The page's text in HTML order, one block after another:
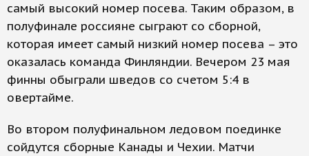
самый высокий номер посева. Таким образом, в
полуфинале россияне сыграют со сборной,
которая имеет самый низкий номер посева – это
оказалась команда Финляндии. Вечером 23 мая
финны обыграли шведов со счетом 5:4 в
овертайме.
Во втором полуфинальном ледовом поединке
сойдутся сборные Канады и Чехии. Матчи